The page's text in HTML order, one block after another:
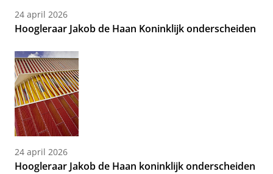
24 april 2026
Hoogleraar Jakob de Haan Koninklijk onderscheiden
24 april 2026
Hoogleraar Jakob de Haan koninklijk onderscheiden